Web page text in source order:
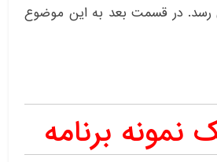
رسد. در قسمت بعد به این موضوع
نمونه برنامه